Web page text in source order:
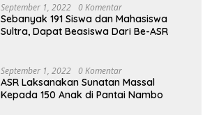
September 1, 2022 0 Komentar
Sebanyak 191 Siswa dan Mahasiswa
Sultra, Dapat Beasiswa Dari Be-ASR
September 1, 2022 0 Komentar
ASR Laksanakan Sunatan Massal
Kepada 150 Anak di Pantai Nambo